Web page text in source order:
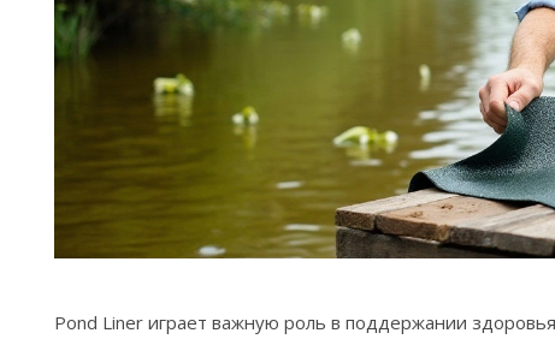
Pond Liner играет важную роль в поддержании